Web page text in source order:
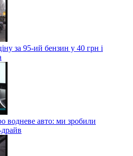
за 95-ий бензин у 40 грн і
водневе авто: ми зробили
драйв